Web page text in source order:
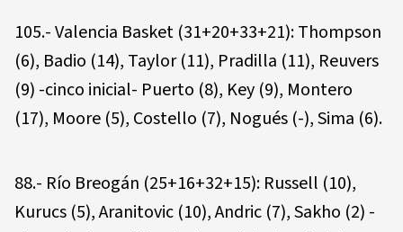
105.- Valencia Basket (31+20+33+21): Thompson
(6), Badio (14), Taylor (11), Pradilla (11), Reuvers
(9) -cinco inicial- Puerto (8), Key (9), Montero
(17), Moore (5), Costello (7), Nogués (-), Sima (6).
88.- Río Breogán (25+16+32+15): Russell (10),
Kurucs (5), Aranitovic (10), Andric (7), Sakho (2) -